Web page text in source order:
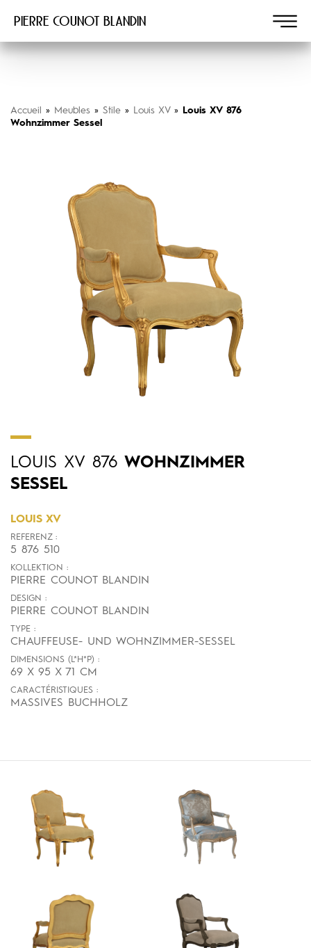
Pierre COUNOT BLANDIN
Accueil » Meubles » Stile » Louis XV»
Louis XV 876
Wohnzimmer Sessel
LOUIS XV 876 WOHNZIMMER
SESSEL
LOUIS XV
REFERENZ :
5 876 510
KOLLEKTION :
PIERRE COUNOT BLANDIN
DESIGN :
PIERRE COUNOT BLANDIN
TYPE :
CHAUFFEUSE- UND WOHNZIMMER-SESSEL
DIMENSIONS (L*H*P) :
69 X 95 X 71 CM
CARACTÉRISTIQUES :
MASSIVES BUCHHOLZ